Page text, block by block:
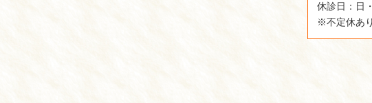
休診日：日
※不定休あり